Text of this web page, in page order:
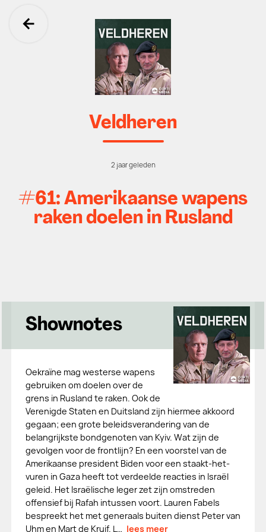
Ga terug
Veldheren
2 jaar geleden
#61: Amerikaanse wapens
raken doelen in Rusland
Shownotes
Oekraïne mag westerse wapens
gebruiken om doelen over de
grens in Rusland te raken. Ook de
Verenigde Staten en Duitsland zijn hiermee akkoord
gegaan; een grote beleidsverandering van de
belangrijkste bondgenoten van Kyiv. Wat zijn de
gevolgen voor de frontlijn? En een voorstel van de
Amerikaanse president Biden voor een staakt-het-
vuren in Gaza heeft tot verdeelde reacties in Israël
geleid. Het Israëlische leger zet zijn omstreden
offensief bij Rafah intussen voort. Lauren Fabels
bespreekt het met generaals buiten dienst Peter van
Uhm en Mart de Kruif. L… lees meer